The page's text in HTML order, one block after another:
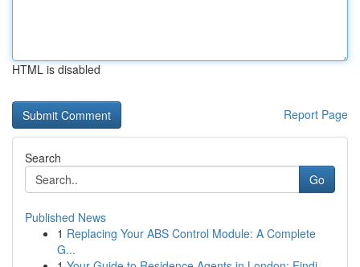
HTML is disabled
Report Page
Search
Go
Published News
1 Replacing Your ABS Control Module: A Complete
G...